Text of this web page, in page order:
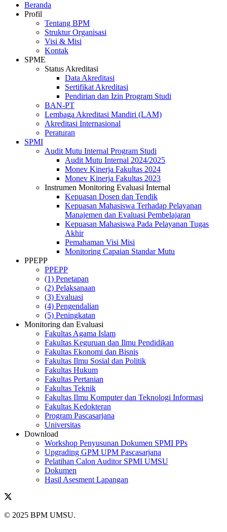
Beranda
Profil
Tentang BPM
Struktur Organisasi
Visi & Misi
Kontak
SPME
Status Akreditasi
Data Akreditasi
Sertifikat Akreditasi
Pendirian dan Izin Program Studi
BAN-PT
Lembaga Akreditasi Mandiri (LAM)
Akreditasi Internasional
Peraturan
SPMI
Audit Mutu Internal Program Studi
Audit Mutu Internal 2024/2025
Monev Kinerja Fakultas 2024
Monev Kinerja Fakultas 2023
Instrumen Monitoring Evaluasi Internal
Kepuasan Dosen dan Tendik
Kepuasan Mahasiswa Terhadap Pelayanan
Manajemen dan Evaluasi Pembelajaran
Kepuasan Mahasiswa Pada Pelayanan Tugas
Akhir
Pemahaman Visi Misi
Monitoring Capaian Standar Mutu
PPEPP
PPEPP
(1) Penetapan
(2) Pelaksanaan
(3) Evaluasi
(4) Pengendalian
(5) Peningkatan
Monitoring dan Evaluasi
Fakultas Agama Islam
Fakultas Keguruan dan Ilmu Pendidikan
Fakultas Ekonomi dan Bisnis
Fakultas Ilmu Sosial dan Politik
Fakultas Hukum
Fakultas Pertanian
Fakultas Teknik
Fakultas Ilmu Komputer dan Teknologi Informasi
Fakultas Kedokteran
Program Pascasarjana
Universitas
Download
Workshop Penyusunan Dokumen SPMI PPs
Upgrading GPM UPM Pascasarjana
Pelatihan Calon Auditor SPMI UMSU
Dokumen
Hasil Asesment Lapangan
© 2025 BPM UMSU.